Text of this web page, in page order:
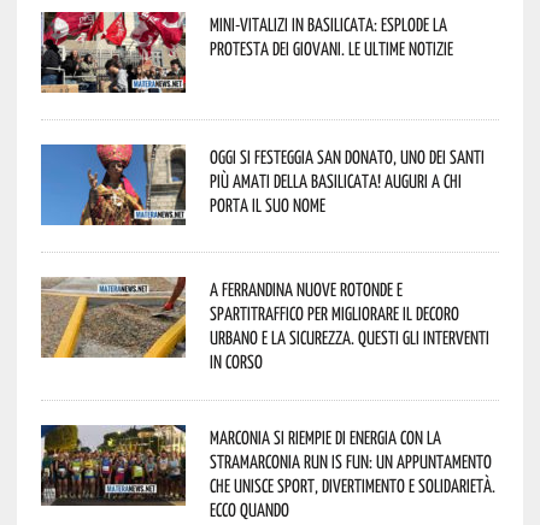
Mini-vitalizi in Basilicata: esplode la
protesta dei giovani. Le ultime notizie
Oggi si festeggia San Donato, uno dei Santi
più amati della Basilicata! Auguri a chi
porta il suo nome
A Ferrandina nuove rotonde e
spartitraffico per migliorare il decoro
urbano e la sicurezza. Questi gli interventi
in corso
Marconia si riempie di energia con la
StraMarconia Run is Fun: un appuntamento
che unisce sport, divertimento e solidarietà.
Ecco quando